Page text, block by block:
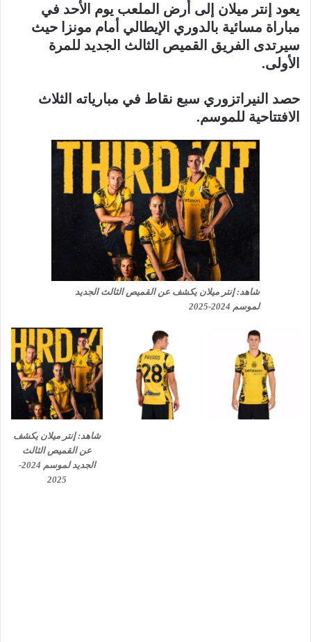
يعود إنتر ميلان إلى أرض الملعب يوم الأحد في
مباراة مسائية بالدوري الإيطالي أمام مونزا حيث
سيرتدى الفريق القميص الثالث الجديد للمرة
الأولى.
حصد النيراتزوري سبع نقاط في مبارياته الثلاث
الافتتاحية للموسم.
شاهد: إنتر ميلان يكشف عن القميص الثالث الجديد
لموسم 2024-2025
شاهد: إنتر ميلان يكشف
عن القميص الثالث
الجديد لموسم 2024-
2025